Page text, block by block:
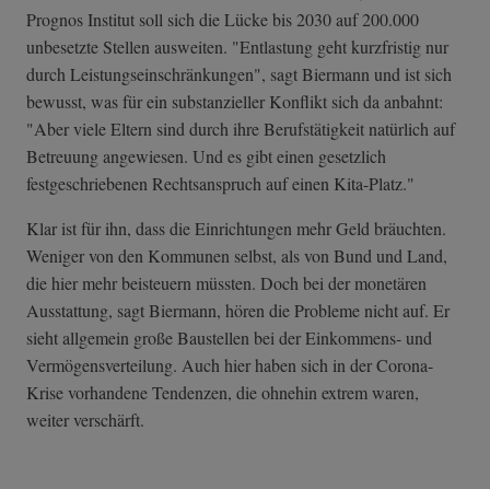
Prognos Institut soll sich die Lücke bis 2030 auf 200.000
unbesetzte Stellen ausweiten. "Entlastung geht kurzfristig nur
durch Leistungseinschränkungen", sagt Biermann und ist sich
bewusst, was für ein substanzieller Konflikt sich da anbahnt:
"Aber viele Eltern sind durch ihre Berufstätigkeit natürlich auf
Betreuung angewiesen. Und es gibt einen gesetzlich
festgeschriebenen Rechtsanspruch auf einen Kita-Platz."
Klar ist für ihn, dass die Einrichtungen mehr Geld bräuchten.
Weniger von den Kommunen selbst, als von Bund und Land,
die hier mehr beisteuern müssten. Doch bei der monetären
Ausstattung, sagt Biermann, hören die Probleme nicht auf. Er
sieht allgemein große Baustellen bei der Einkommens- und
Vermögensverteilung. Auch hier haben sich in der Corona-
Krise vorhandene Tendenzen, die ohnehin extrem waren,
weiter verschärft.